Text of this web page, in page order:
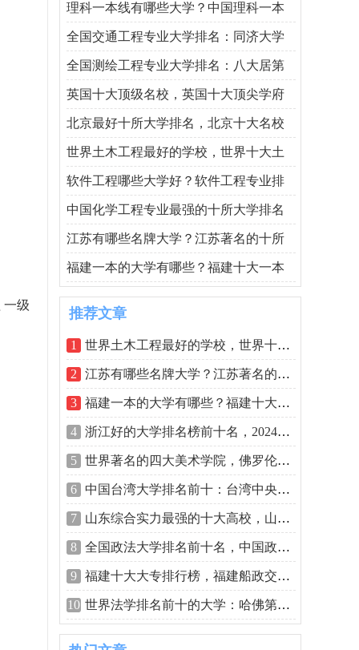
一级
理科一本线有哪些大学？中国理科一本
全国交通工程专业大学排名：同济大学
全国测绘工程专业大学排名：八大居第
英国十大顶级名校，英国十大顶尖学府
北京最好十所大学排名，北京十大名校
世界土木工程最好的学校，世界十大土
软件工程哪些大学好？软件工程专业排
中国化学工程专业最强的十所大学排名
江苏有哪些名牌大学？江苏著名的十所
福建一本的大学有哪些？福建十大一本
推荐文章
1 世界土木工程最好的学校，世界十大土木
2 江苏有哪些名牌大学？江苏著名的十所大
3 福建一本的大学有哪些？福建十大一本大
4 浙江好的大学排名榜前十名，2024年浙江省
5 世界著名的四大美术学院，佛罗伦萨美术
6 中国台湾大学排名前十：台湾中央大学仅
7 山东综合实力最强的十大高校，山东大学
8 全国政法大学排名前十名，中国政法大学
9 福建十大大专排行榜，福建船政交通职业
10 世界法学排名前十的大学：哈佛第一，耶